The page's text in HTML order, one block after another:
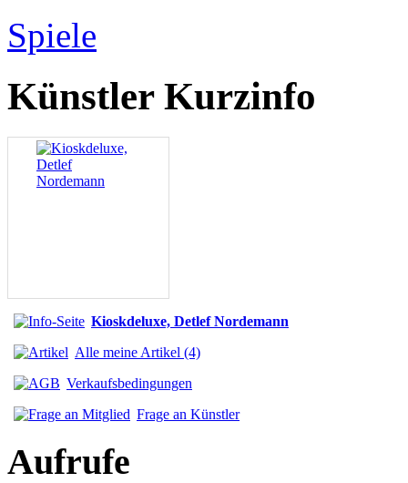
Spiele
Künstler Kurzinfo
Kioskdeluxe, Detlef Nordemann
Alle meine Artikel (4)
Verkaufsbedingungen
Frage an Künstler
Aufrufe